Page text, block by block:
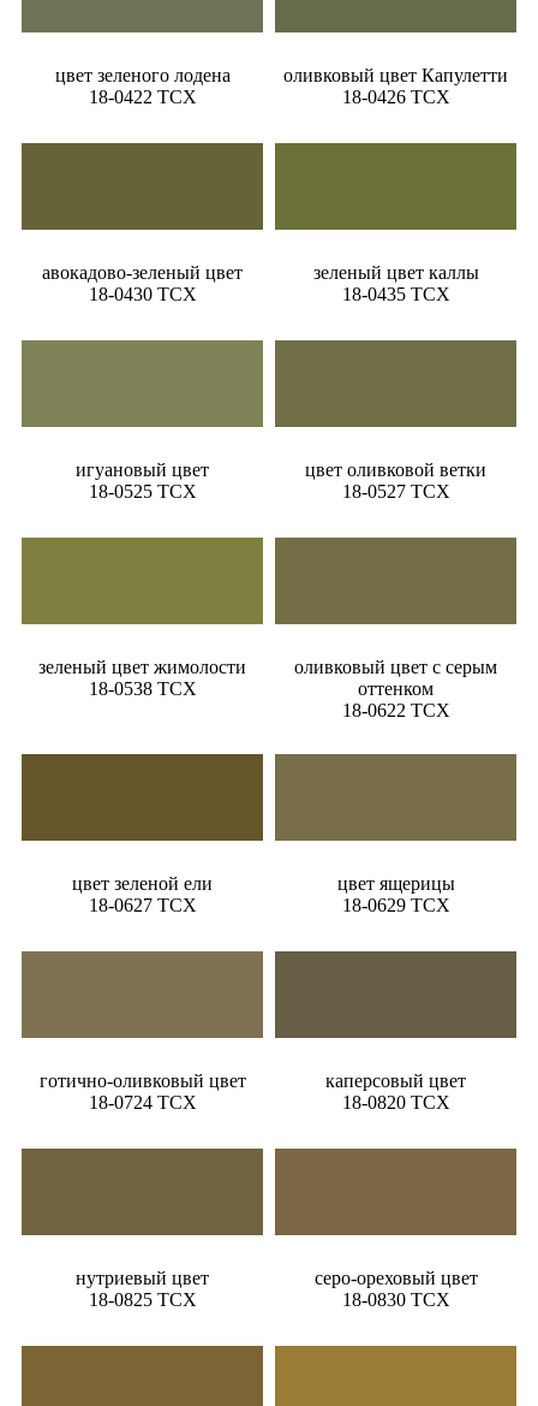
цвет зеленого лодена
18-0422 TCX
оливковый цвет Капулетти
18-0426 TCX
авокадово-зеленый цвет
18-0430 TCX
зеленый цвет каллы
18-0435 TCX
игуановый цвет
18-0525 TCX
цвет оливковой ветки
18-0527 TCX
зеленый цвет жимолости
18-0538 TCX
оливковый цвет с серым
оттенком
18-0622 TCX
цвет зеленой ели
18-0627 TCX
цвет ящерицы
18-0629 TCX
готично-оливковый цвет
18-0724 TCX
каперсовый цвет
18-0820 TCX
нутриевый цвет
18-0825 TCX
серо-ореховый цвет
18-0830 TCX